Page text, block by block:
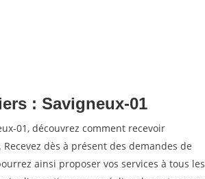
: Savigneux-01
01, découvrez comment recevoir
dès à présent des demandes de
ainsi proposer vos services à tous les